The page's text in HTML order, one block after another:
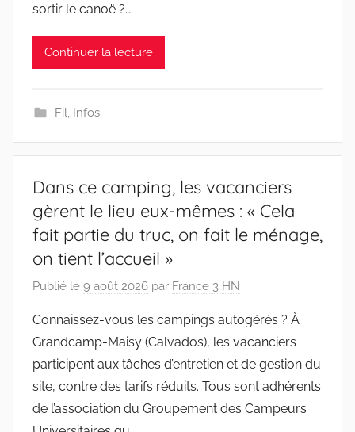
sortir le canoë ?…
Continuer la lecture
Fil Infos
Dans ce camping, les vacanciers
gèrent le lieu eux-mêmes : « Cela
fait partie du truc, on fait le ménage,
on tient l’accueil »
Publié le 9 août 2026 par France 3 HN
Connaissez-vous les campings autogérés ? À
Grandcamp-Maisy (Calvados), les vacanciers
participent aux tâches d’entretien et de gestion du
site, contre des tarifs réduits. Tous sont adhérents
de l’association du Groupement des Campeurs